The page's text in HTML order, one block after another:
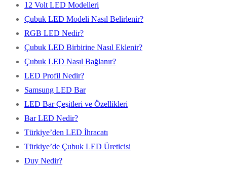
12 Volt LED Modelleri
Çubuk LED Modeli Nasıl Belirlenir?
RGB LED Nedir?
Çubuk LED Birbirine Nasıl Eklenir?
Çubuk LED Nasıl Bağlanır?
LED Profil Nedir?
Samsung LED Bar
LED Bar Çeşitleri ve Özellikleri
Bar LED Nedir?
Türkiye’den LED İhracatı
Türkiye’de Çubuk LED Üreticisi
Duy Nedir?